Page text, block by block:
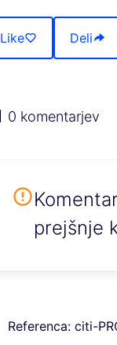
Like Deli
0 komentarjev
prejšnje
Referenca: citi-